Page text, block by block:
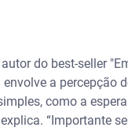
do best-seller
a percepção
como a
“Importante